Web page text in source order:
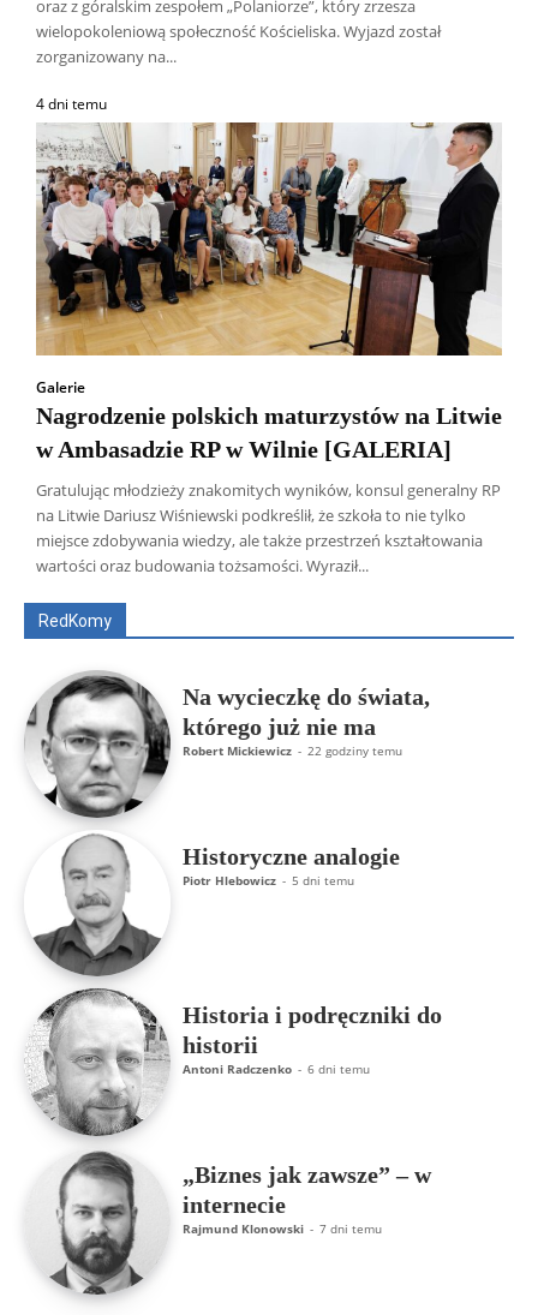
oraz z góralskim zespołem „Polaniorze”, który zrzesza
wielopokoleniową społeczność Kościeliska. Wyjazd został
zorganizowany na...
4 dni temu
Galerie
Nagrodzenie polskich maturzystów na Litwie
w Ambasadzie RP w Wilnie [GALERIA]
Gratulując młodzieży znakomitych wyników, konsul generalny RP
na Litwie Dariusz Wiśniewski podkreślił, że szkoła to nie tylko
miejsce zdobywania wiedzy, ale także przestrzeń kształtowania
wartości oraz budowania tożsamości. Wyraził...
RedKomy
Wszyscy Aleksander Borowik
Antoni Radczenko
Artur Płokszto
Grzegorz Górny
ks. Jarosław Wąsowicz SDB
Na wycieczkę do świata,
którego już nie ma
Robert Mickiewicz - 22 godziny temu
Historyczne analogie
Piotr Hlebowicz - 5 dni temu
Historia i podręczniki do
historii
Antoni Radczenko - 6 dni temu
„Biznes jak zawsze” – w
internecie
Rajmund Klonowski - 7 dni temu